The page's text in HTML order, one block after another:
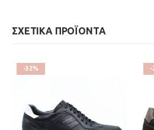
ΣΧΕΤΙΚΑ ΠΡΟΪΟΝΤΑ
-32% -